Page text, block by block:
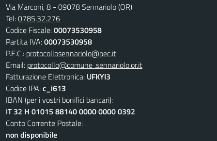
Via Marconi, 8 - 09078 Sennariolo (OR)
Tel:0785.32.276
Codice Fiscale:00073530958
Partita IVA:00073530958
P.E.C.: protocollosennariolo@pec.it
Email: protocollo@comune .sennariolo.or.it
Fatturazione Elettronica: UFKYI3
Codice IPA:c_i613
IBAN (per i vostri bonifici bancari):
IT 32 H 01015 88140 0000 0000 0392
Conto Corrente Postale:
non disponibile